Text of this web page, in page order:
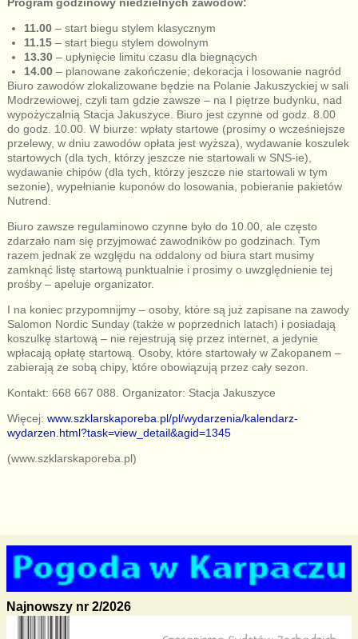
11.00– start biegu stylem klasycznym
11.15– start biegu stylem dowolnym
13.30– upłynięcie limitu czasu dla biegnących
14.00– planowane zakończenie; dekoracja i losowanie nagród
Biuro zawodów zlokalizowane będzie na Polanie Jakuszyckiej w sali
Modrzewiowej, czyli tam gdzie zawsze – na I piętrze budynku, nad
wypożyczalnią Stacja Jakuszyce. Biuro jest czynne od godz. 8.00
do godz. 10.00. W biurze: wpłaty startowe (prosimy o wcześniejsze
przelewy, w dniu zawodów opłata jest wyższa), wydawanie koszulek
startowych (dla tych, którzy jeszcze nie startowali w SNS-ie),
wydawanie chipów (dla tych, którzy jeszcze nie startowali w tym
sezonie), wypełnianie kuponów do losowania, pobieranie pakietów
Nutrend.
Biuro zawsze regulaminowo czynne było do 10.00, ale często
zdarzało nam się przyjmować zawodników po godzinach. Tym
razem jednak ze względu na oddalony od biura start musimy
zamknąć listę startową punktualnie i prosimy o uwzględnienie tej
prośby – apeluje organizator.
I na koniec przypomnijmy – osoby, które są już zapisane na zawody
Salomon Nordic Sunday (także w poprzednich latach) i posiadają
koszulkę startową – nie rejestrują się przez internet, a jedynie
wpłacają opłatę startową. Osoby, które startowały w Zakopanem –
zabierają ze sobą chipy, które obowiązują przez cały sezon.
Kontakt: 668 667 088. Organizator: Stacja Jakuszyce
Więcej: www.szklarskaporeba.pl/pl/wydarzenia/kalendarz-
wydarzen.html?task=view_detail&agid=1345
(www.szklarskaporeba.pl)
Najnowszy nr 2/2026